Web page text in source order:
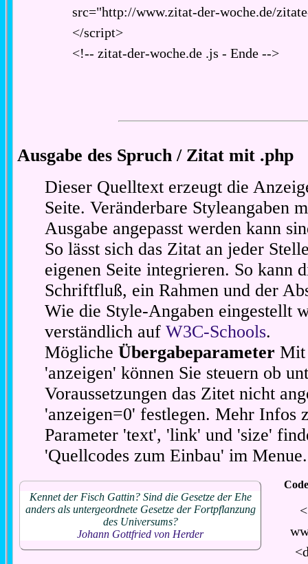
src="http://www.zitat-der-woche.de/
</script>
<!-- zitat-der-woche.de .js - Ende -->
Ausgabe des Spruch / Zitat mit .php
Dieser Quelltext erzeugt die
Seite. Veränderbare Styleangaben
Ausgabe angepasst werden kann
So lässt sich das Zitat an jeder
eigenen Seite integrieren. So kann
Schriftfluß, ein Rahmen und der
Wie die Style-Angaben eingestellt
verständlich aufW3C-Schools.
MöglicheÜbergabeparameter Mit
'anzeigen' können Sie steuern ob
Voraussetzungen das Zitet nicht
'anzeigen=0' festlegen. Mehr Infos
Parameter 'text', 'link' und 'size'
'Quellcodes zum Einbau' im Menue.
Kennet der Fisch Gattin? Sind die Gesetze der Ehe
anders als untergeordnete Gesetze der Fortpflanzung
des Universums?
Johann Gottfried von Herder